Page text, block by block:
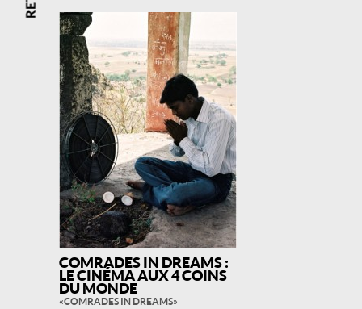
COMRADES IN DREAMS :
LE CINÉMA AUX 4 COINS
DU MONDE
« COMRADES IN DREAMS »